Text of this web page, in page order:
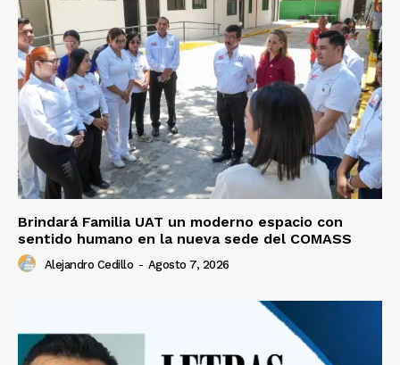
Brindará Familia UAT un moderno espacio con
sentido humano en la nueva sede del COMASS
Alejandro Cedillo - Agosto 7, 2026